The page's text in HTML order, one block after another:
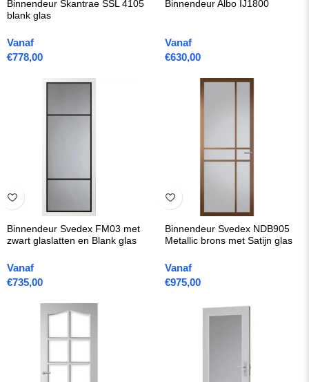
Binnendeur Skantrae SSL 4105
blank glas
Vanaf
€778,00
Binnendeur Albo IJ1800
Vanaf
€630,00
Binnendeur Svedex FM03 met
zwart glaslatten en Blank glas
Vanaf
€735,00
Binnendeur Svedex NDB905
Metallic brons met Satijn glas
Vanaf
€975,00